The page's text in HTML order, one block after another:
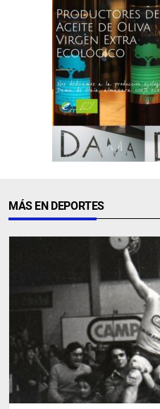
MÁS EN DEPORTES